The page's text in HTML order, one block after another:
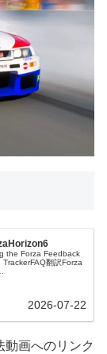
the Forza Feedback
翻訳Forza
2026-07-22
画へのリンク